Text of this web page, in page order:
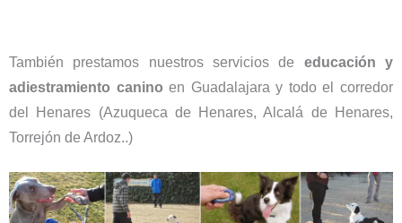
También prestamos nuestros servicios de educación y
adiestramiento canino en Guadalajara y todo el corredor
del Henares (Azuqueca de Henares, Alcalá de Henares,
Torrejón de Ardoz..)